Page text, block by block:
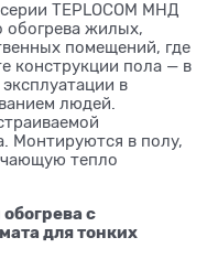
TEPLOCOM МНД
обогрева жилых,
помещений, где
конструкции пола — в
в
людей.
Монтируются в полу,
тепло
с
для тонких